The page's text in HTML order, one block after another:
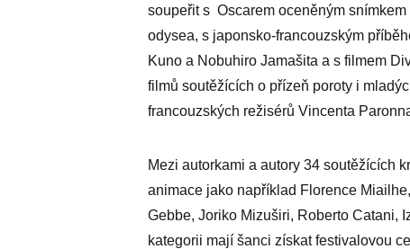
soupeřit s Oscarem oceněným
odysea, s japonsko-francouzským
Kuno a Nobuhiro Jamašita a s filmem
filmů soutěžících o přízeň poroty i
francouzských režisérů Vincenta
Mezi autorkami a autory 34 soutěžících
animace jako například Florence
Gebbe, Joriko Mizuširi, Roberto Catani,
kategorii mají šanci získat festivalovou